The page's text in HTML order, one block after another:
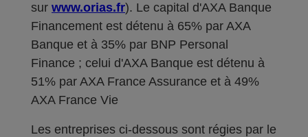
sur www.orias.fr). Le capital d'AXA Banque
Financement est détenu à 65% par AXA
Banque et à 35% par BNP Personal
Finance ; celui d'AXA Banque est détenu à
51% par AXA France Assurance et à 49%
AXA France Vie
Les entreprises ci-dessous sont régies par le